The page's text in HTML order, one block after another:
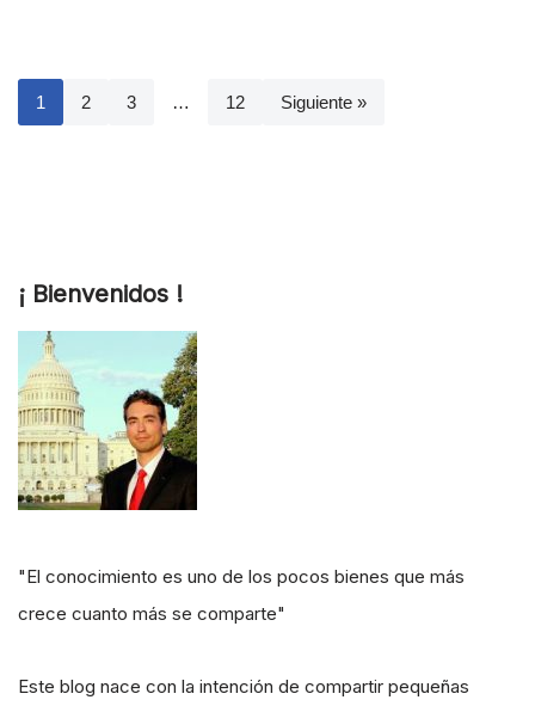
1 2 3 … 12 Siguiente »
¡ Bienvenidos !
"El conocimiento es uno de los pocos bienes que más
crece cuanto más se comparte"
Este blog nace con la intención de compartir pequeñas